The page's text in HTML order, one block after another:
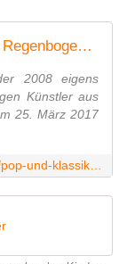
Pop und Klassik-Gala für die Station Regenbogen gleich zweimal am 23. und 24. Februar 2018 in den Mainfrankensälen - Veitshöchheim News
2008 eigens
Künstler aus
25. März 2017